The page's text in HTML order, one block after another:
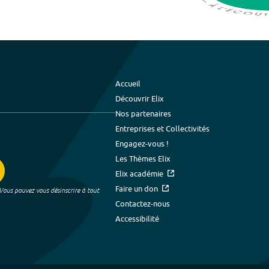
pouvez vous désinscrire à tout
Accueil
Découvrir Elix
Nos partenaires
Entreprises et Collectivités
Engagez-vous !
Les Thèmes Elix
Elix académie
Faire un don
Contactez-nous
Accessibilité